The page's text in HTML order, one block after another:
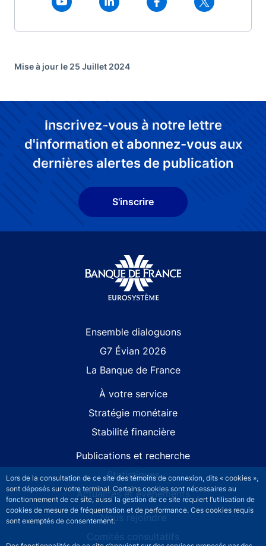
Lors de la consultation de ce site des témoins de connexion, dits « cookies »,
sont déposés sur votre terminal. Certains cookies sont nécessaires au
fonctionnement de ce site, aussi la gestion de ce site requiert l’utilisation de
cookies de mesure de fréquentation et de performance. Ces cookies requis
sont exemptés de consentement.
Mise à jour le 25 Juillet 2024
Inscrivez-vous à notre lettre
d'information et abonnez-vous aux
dernières alertes de publication
S'inscrire
Ensemble dialoguons
G7 Évian 2026
La Banque de France
À votre service
Stratégie monétaire
Stabilité financière
Publications et recherche
Statistiques
Actualités et événements
Nous rejoindre
Comités consultatifs